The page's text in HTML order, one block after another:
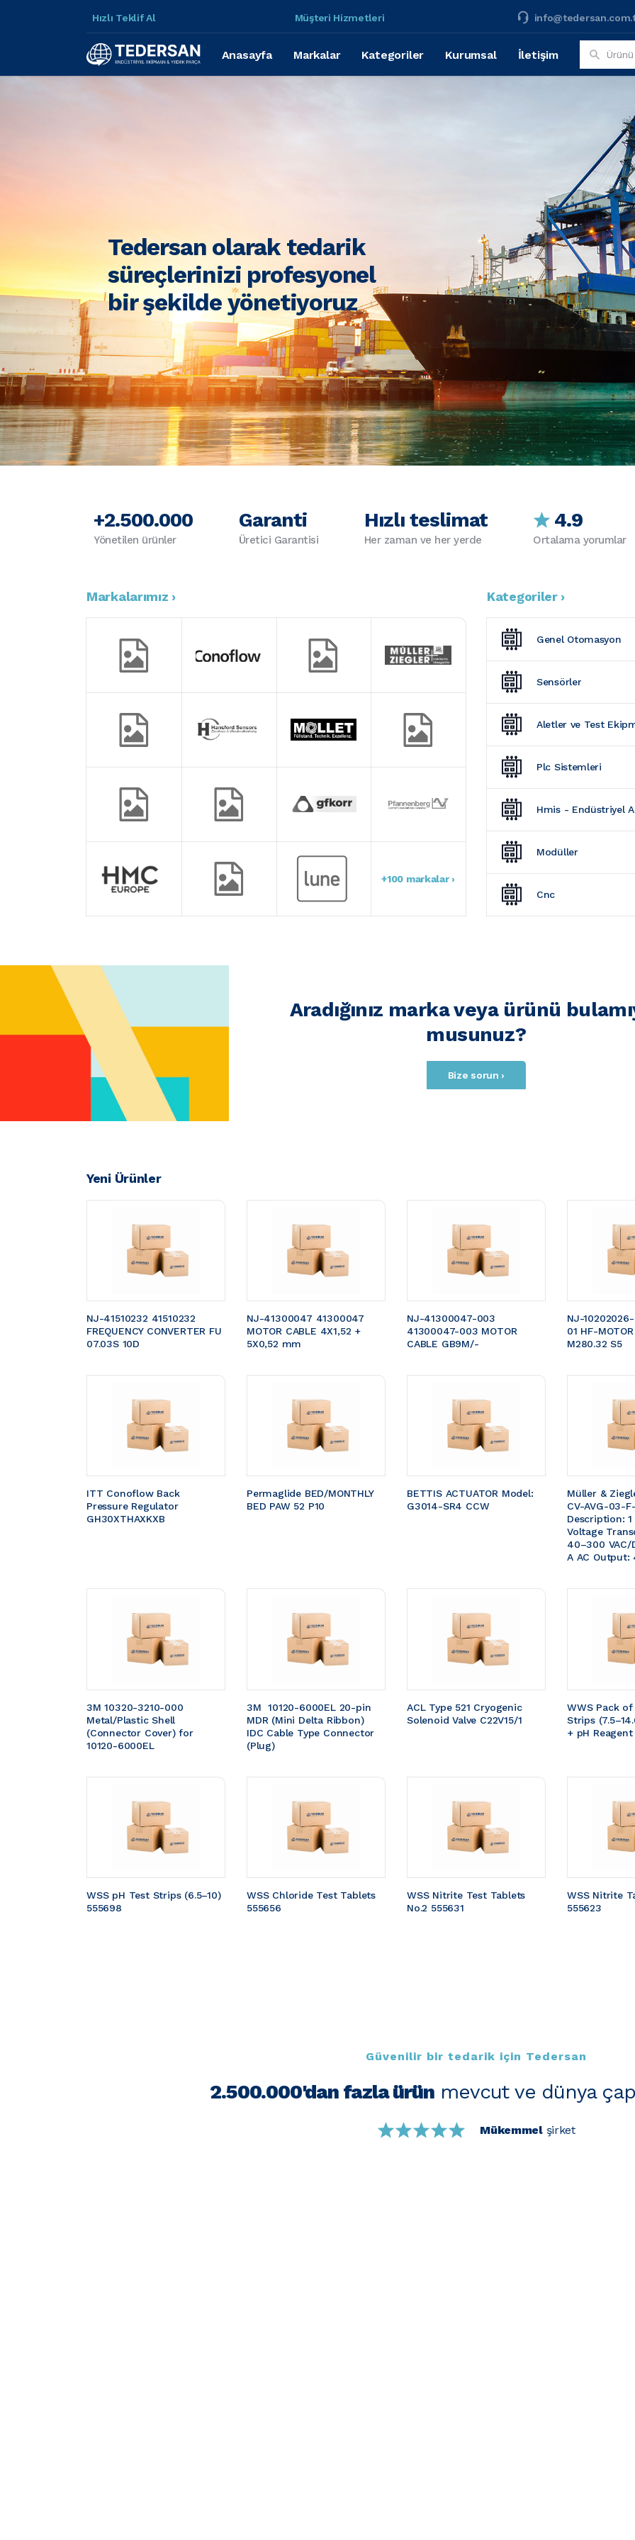
Hızlı Teklif Al Müşteri Hizmetleri
Anasayfa Markalar Kategoriler Kurumsal İletişim
Tedersan olarak tedarik
süreçlerinizi profesyonel
bir şekilde yönetiyoruz
+2.500.000
Yönetilen ürünler
Garanti
Üretici Garantisi
Hızlı teslimat
Her zaman ve her yerde
4.9
Ortalama yorumlar
Markalarımız ›
+100 markalar ›
Kategoriler ›
Genel Otomasyon
Sensörler
Aletler ve Test
Plc Sistemleri
Hmis - Endüstriyel
Modüller
Cnc
Aradığınız marka veya ürünü
musunuz?
Bize sorun ›
Yeni Ürünler
NJ-41510232 41510232
FREQUENCY CONVERTER FU
07.03S 10D
NJ-41300047 41300047
MOTOR CABLE 4X1,52 +
5X0,52 mm
NJ-41300047-003
41300047-003 MOTOR
CABLE GB9M/-
NJ-
01 HF-
M280.32 S5
ITT Conoflow Back
Pressure Regulator
GH30XTHAXKXB
Permaglide BED/MONTHLY
BED PAW 52 P10
BETTIS ACTUATOR Model:
G3014-SR4 CCW
Müller &
CV-AVG-03-
Description:
Voltage
40–300
A AC Output:
3M 10320-3210-000
Metal/Plastic Shell
(Connector Cover) for
10120-6000EL
3M  10120-6000EL 20-pin
MDR (Mini Delta Ribbon)
IDC Cable Type Connector
(Plug)
ACL Type 521 Cryogenic
Solenoid Valve C22V15/1
WWS Pack
Strips
+ pH
WSS pH Test Strips (6.5–10)
555698
WSS Chloride Test Tablets
555656
WSS Nitrite Test Tablets
No.2 555631
WSS Nitrite
555623
Güvenilir bir tedarik için Tedersan
2.500.000'dan fazla ürünmevcut ve dünya
Mükemmelşirket